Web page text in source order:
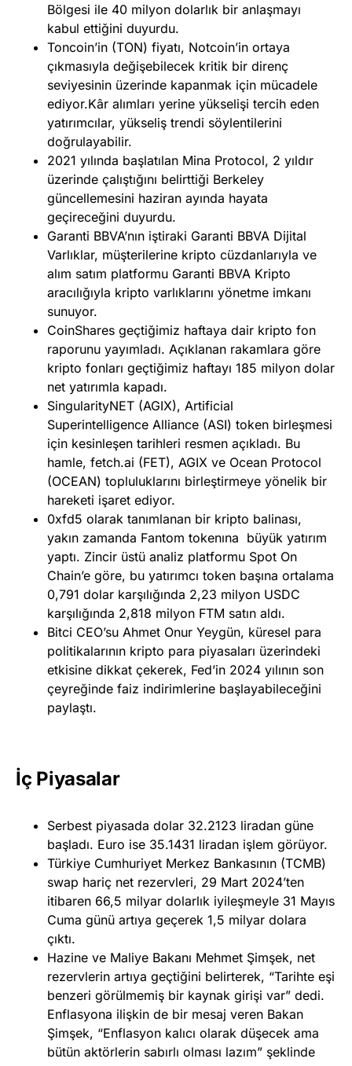
Bölgesi ile 40 milyon dolarlık bir anlaşmayı
kabul ettiğini duyurdu.
Toncoin’in (TON) fiyatı, Notcoin’in ortaya
çıkmasıyla değişebilecek kritik bir direnç
seviyesinin üzerinde kapanmak için mücadele
ediyor.Kâr alımları yerine yükselişi tercih eden
yatırımcılar, yükseliş trendi söylentilerini
doğrulayabilir.
2021 yılında başlatılan Mina Protocol, 2 yıldır
üzerinde çalıştığını belirttiği Berkeley
güncellemesini haziran ayında hayata
geçireceğini duyurdu.
Garanti BBVA’nın iştiraki Garanti BBVA Dijital
Varlıklar, müşterilerine kripto cüzdanlarıyla ve
alım satım platformu Garanti BBVA Kripto
aracılığıyla kripto varlıklarını yönetme imkanı
sunuyor.
CoinShares geçtiğimiz haftaya dair kripto fon
raporunu yayımladı. Açıklanan rakamlara göre
kripto fonları geçtiğimiz haftayı 185 milyon dolar
net yatırımla kapadı.
SingularityNET (AGIX), Artificial
Superintelligence Alliance (ASI) token birleşmesi
için kesinleşen tarihleri resmen açıkladı. Bu
hamle, fetch.ai (FET), AGIX ve Ocean Protocol
(OCEAN) topluluklarını birleştirmeye yönelik bir
hareketi işaret ediyor.
0xfd5 olarak tanımlanan bir kripto balinası,
yakın zamanda Fantom tokenına büyük yatırım
yaptı. Zincir üstü analiz platformu Spot On
Chain’e göre, bu yatırımcı token başına ortalama
0,791 dolar karşılığında 2,23 milyon USDC
karşılığında 2,818 milyon FTM satın aldı.
Bitci CEO’su Ahmet Onur Yeygün, küresel para
politikalarının kripto para piyasaları üzerindeki
etkisine dikkat çekerek, Fed’in 2024 yılının son
çeyreğinde faiz indirimlerine başlayabileceğini
paylaştı.
İç Piyasalar
Serbest piyasada dolar 32.2123 liradan güne
başladı. Euro ise 35.1431 liradan işlem görüyor.
Türkiye Cumhuriyet Merkez Bankasının (TCMB)
swap hariç net rezervleri, 29 Mart 2024’ten
itibaren 66,5 milyar dolarlık iyileşmeyle 31 Mayıs
Cuma günü artıya geçerek 1,5 milyar dolara
çıktı.
Hazine ve Maliye Bakanı Mehmet Şimşek, net
rezervlerin artıya geçtiğini belirterek, “Tarihte eşi
benzeri görülmemiş bir kaynak girişi var” dedi.
Enflasyona ilişkin de bir mesaj veren Bakan
Şimşek, “Enflasyon kalıcı olarak düşecek ama
bütün aktörlerin sabırlı olması lazım” şeklinde